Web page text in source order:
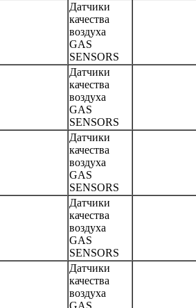
Датчики
качества
воздуха
GAS
SENSORS
Датчики
качества
воздуха
GAS
SENSORS
Датчики
качества
воздуха
GAS
SENSORS
Датчики
качества
воздуха
GAS
SENSORS
Датчики
качества
воздуха